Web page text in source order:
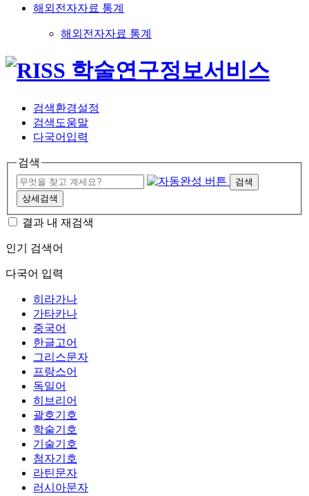
해외전자자료 통계
해외전자자료 통계
검색환경설정
검색도움말
다국어입력
검색
검색
상세검색
결과 내 재검색
인기 검색어
다국어 입력
히라가나
가타카나
중국어
한글고어
그리스문자
프랑스어
독일어
히브리어
괄호기호
학술기호
기술기호
첨자기호
라틴문자
러시아문자